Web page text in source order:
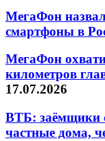
МегаФон
смартфоны в
МегаФон
километров
17.07.2026
ВТБ: заёмщики
частные дома,